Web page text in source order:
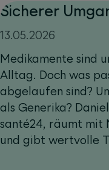
Sicherer
13.05.2026
Medikamente sind
Alltag. Doch was
abgelaufen sind?
als Generika?
santé24, räumt mit
und gibt wertvolle